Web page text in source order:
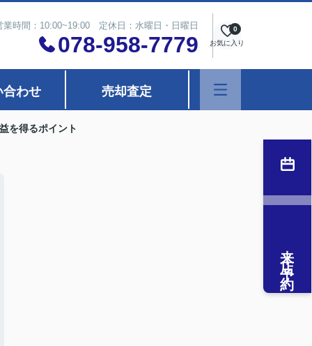
業時間：10:00~19:00 定休日：水曜日・日曜日
078-958-7779 お気に入り
0
合わせ 売却査定
を得るポイント
来店予約